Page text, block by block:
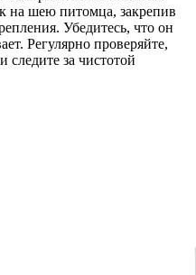
на шею питомца, закрепив
Убедитесь, что он
Регулярно проверяйте,
за чистотой